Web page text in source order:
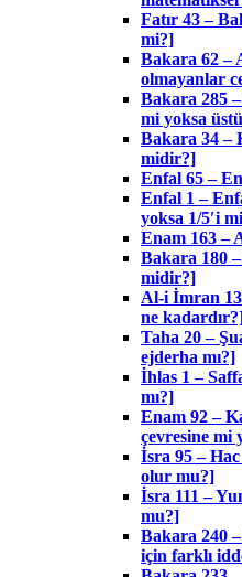
Fatır 43 –
mi?]
Bakara 62 –
olmayanlar
Bakara 285
mi yoksa
Bakara 34 –
midir?]
Enfal 65 –
Enfal 1 –
yoksa 1/5′i
Enam 163 –
Bakara 180
midir?]
Al-i İmran
ne
Taha 20 –
ejderha mı?]
İhlas 1 –
mı?]
Enam 92 –
çevresine mi
İsra 95 –
olur mu?]
İsra 111 –
mu?]
Bakara 240
için farklı